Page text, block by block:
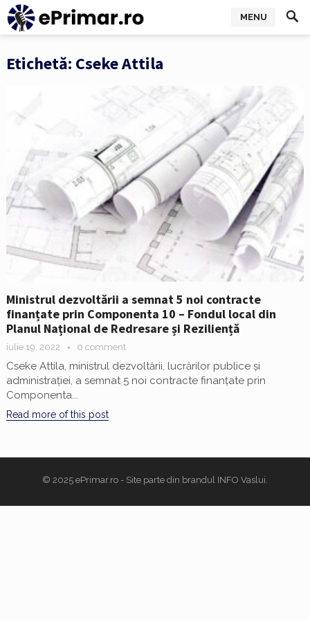
MENU
Etichetă: Cseke Attila
Ministrul dezvoltării a semnat 5 noi contracte
finanțate prin Componenta 10 – Fondul local din
Planul Național de Redresare și Reziliență
iulie 19, 2022 0 comment
Cseke Attila, ministrul dezvoltării, lucrărilor publice și
administrației, a semnat 5 noi contracte finanțate prin
Componenta...
Read more of this post
© 2025 ePrimar.ro - Site parte din brandul INFO Vaslui